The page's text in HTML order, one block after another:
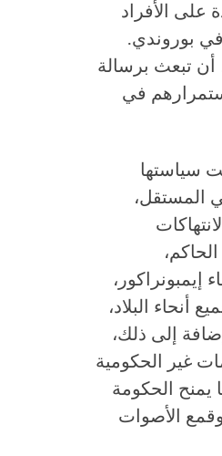
الأفراد
بوروندي.
أن تبعث برسالة
في
سياستها
المستقل،
إيمبونراكور،
البلاد،
إلى ذلك،
غير الحكومية
يمنح الحكومة
الأصوات